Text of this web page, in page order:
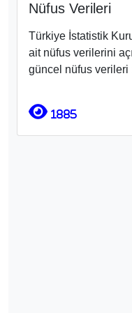
Nüfus Verileri
Türkiye İstatistik
ait nüfus verilerini
güncel nüfus verileri
1885